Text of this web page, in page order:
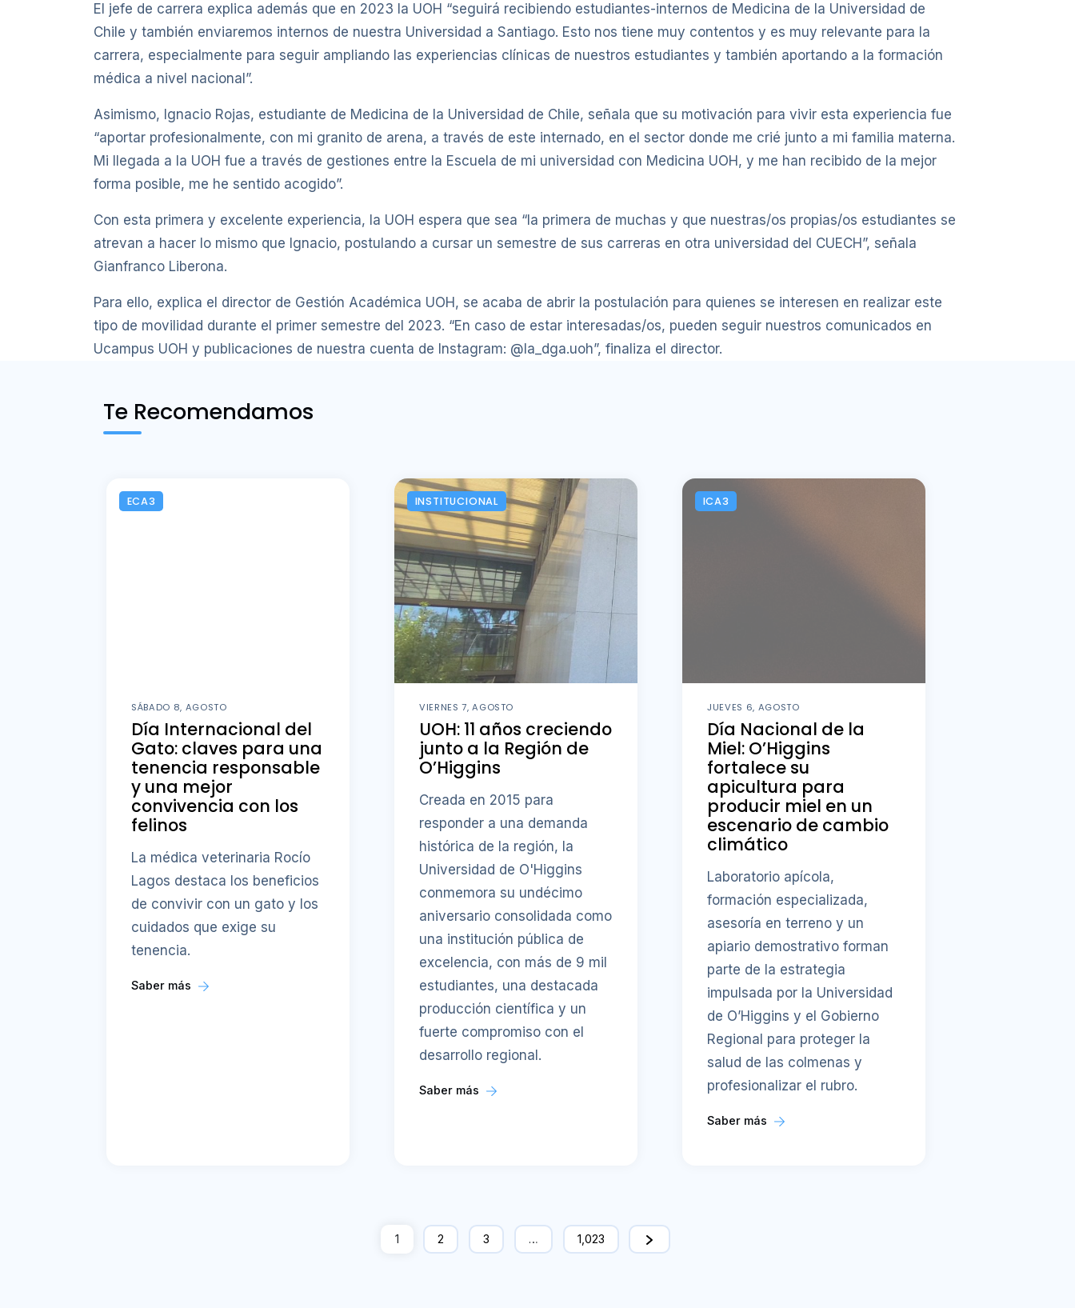
El jefe de carrera explica además que en 2023 la UOH “seguirá recibiendo estudiantes-internos de Medicina de la Universidad de
Chile y también enviaremos internos de nuestra Universidad a Santiago. Esto nos tiene muy contentos y es muy relevante para la
carrera, especialmente para seguir ampliando las experiencias clínicas de nuestros estudiantes y también aportando a la formación
médica a nivel nacional”.
Asimismo, Ignacio Rojas, estudiante de Medicina de la Universidad de Chile, señala que su motivación para vivir esta experiencia fue
“aportar profesionalmente, con mi granito de arena, a través de este internado, en el sector donde me crié junto a mi familia materna.
Mi llegada a la UOH fue a través de gestiones entre la Escuela de mi universidad con Medicina UOH, y me han recibido de la mejor
forma posible, me he sentido acogido”.
Con esta primera y excelente experiencia, la UOH espera que sea “la primera de muchas y que nuestras/os propias/os estudiantes se
atrevan a hacer lo mismo que Ignacio, postulando a cursar un semestre de sus carreras en otra universidad del CUECH”, señala
Gianfranco Liberona.
Para ello, explica el director de Gestión Académica UOH, se acaba de abrir la postulación para quienes se interesen en realizar este
tipo de movilidad durante el primer semestre del 2023. “En caso de estar interesadas/os, pueden seguir nuestros comunicados en
Ucampus UOH y publicaciones de nuestra cuenta de Instagram: @la_dga.uoh”, finaliza el director.
Te Recomendamos
ECA3
SÁBADO 8, AGOSTO
Día Internacional del
Gato: claves para una
tenencia responsable
y una mejor
convivencia con los
felinos
La médica veterinaria Rocío
Lagos destaca los beneficios
de convivir con un gato y los
cuidados que exige su
tenencia.
Saber más
INSTITUCIONAL
VIERNES 7, AGOSTO
UOH: 11 años creciendo
junto a la Región de
O’Higgins
Creada en 2015 para
responder a una demanda
histórica de la región, la
Universidad de O'Higgins
conmemora su undécimo
aniversario consolidada como
una institución pública de
excelencia, con más de 9 mil
estudiantes, una destacada
producción científica y un
fuerte compromiso con el
desarrollo regional.
Saber más
ICA3
JUEVES 6, AGOSTO
Día Nacional de la
Miel: O’Higgins
fortalece su
apicultura para
producir miel en un
escenario de cambio
climático
Laboratorio apícola,
formación especializada,
asesoría en terreno y un
apiario demostrativo forman
parte de la estrategia
impulsada por la Universidad
de O’Higgins y el Gobierno
Regional para proteger la
salud de las colmenas y
profesionalizar el rubro.
Saber más
1 2 3 … 1,023